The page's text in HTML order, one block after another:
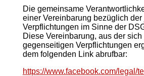
Die gemeinsame
einer Vereinbarung bezüglich
Verpflichtungen im Sinne der
Diese Vereinbarung, aus der sich
gegenseitigen Verpflichtungen
dem folgenden Link abrufbar:
https://www.facebook.com/legal/